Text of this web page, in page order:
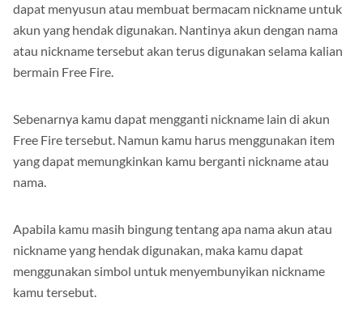
dapat menyusun atau membuat bermacam nickname untuk
akun yang hendak digunakan. Nantinya akun dengan nama
atau nickname tersebut akan terus digunakan selama kalian
bermain Free Fire.
Sebenarnya kamu dapat mengganti nickname lain di akun
Free Fire tersebut. Namun kamu harus menggunakan item
yang dapat memungkinkan kamu berganti nickname atau
nama.
Apabila kamu masih bingung tentang apa nama akun atau
nickname yang hendak digunakan, maka kamu dapat
menggunakan simbol untuk menyembunyikan nickname
kamu tersebut.